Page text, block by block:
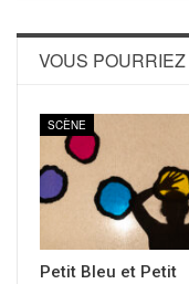
VOUS
SCÈNE
Petit Bleu et Petit